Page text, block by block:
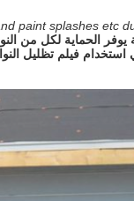
paint splashes etc
الحماية لكل من
فيلم تظليل